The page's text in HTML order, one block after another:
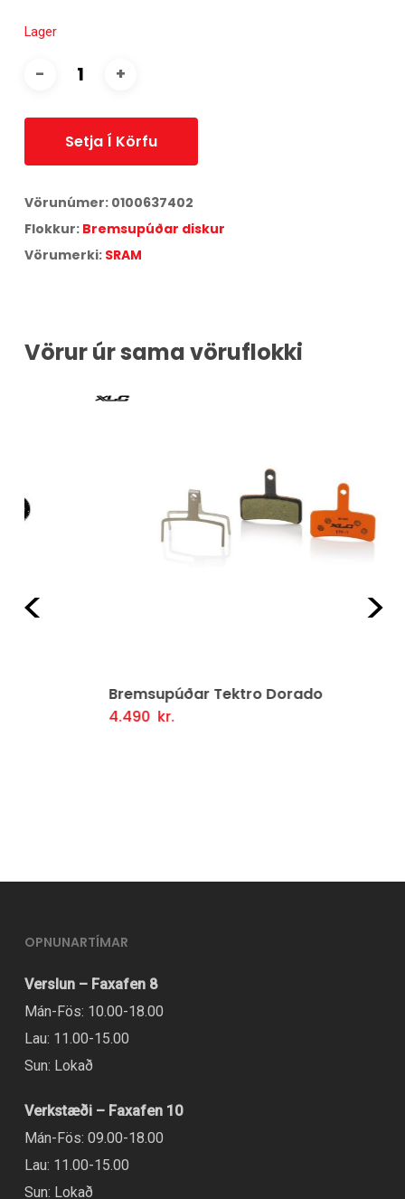
Lager
Setja Í Körfu
Vörunúmer: 0100637402
Flokkur: Bremsupúðar diskur
Vörumerki: SRAM
Vörur úr sama vöruflokki
Bremsupúðar Tektro Dorado
kr.
Setja Í Körfu
OPNUNARTÍMAR
Verslun – Faxafen 8
Mán-Fös: 10.00-18.00
Lau: 11.00-15.00
Sun: Lokað
Verkstæði – Faxafen 10
Mán-Fös: 09.00-18.00
Lau: 11.00-15.00
Sun: Lokað